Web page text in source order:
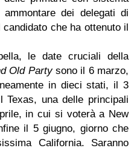
dei delegati di
che ha ottenuto il
le date cruciali della
Old Partysono il 6 marzo,
in dieci stati, il 3
una delle principali
in cui si voterà a New
il 5 giugno, giorno che
California. Saranno